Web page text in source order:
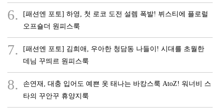
6.
[패션엔 포토] 하영, 첫 로코 도전 설렘 폭발! 뷔스티에 플로럴
오프숄더 원피스룩
7.
[패션엔 포토] 김희애, 우아한 청담동 나들이! 시대를 초월한
데님 꾸띄르 원피스룩
8.
손연재, 대충 입어도 예쁜 옷 태나는 바캉스룩 AtoZ! 워너비 스
타의 꾸안꾸 휴양지룩